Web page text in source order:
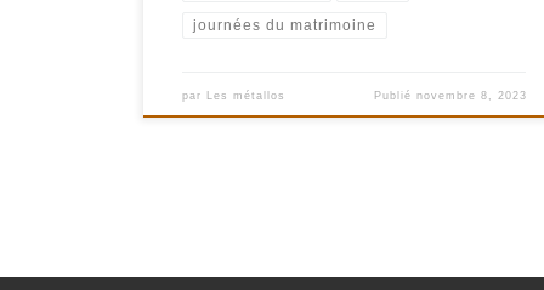
journées du matrimoine
par Les métallos Publié novembre 8, 2023